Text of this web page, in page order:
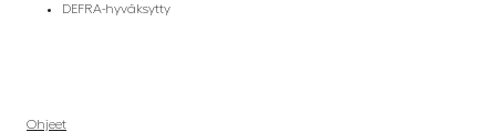
DEFRA-hyväksytty
Ohjeet